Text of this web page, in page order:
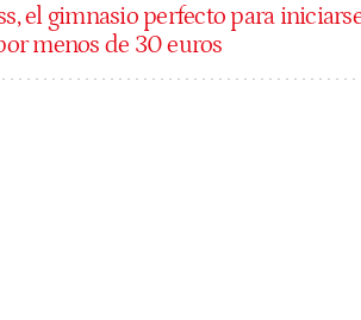
el gimnasio perfecto para
menos de 30 euros